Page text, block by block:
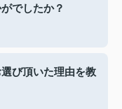
でしたか？
び頂いた理由を教